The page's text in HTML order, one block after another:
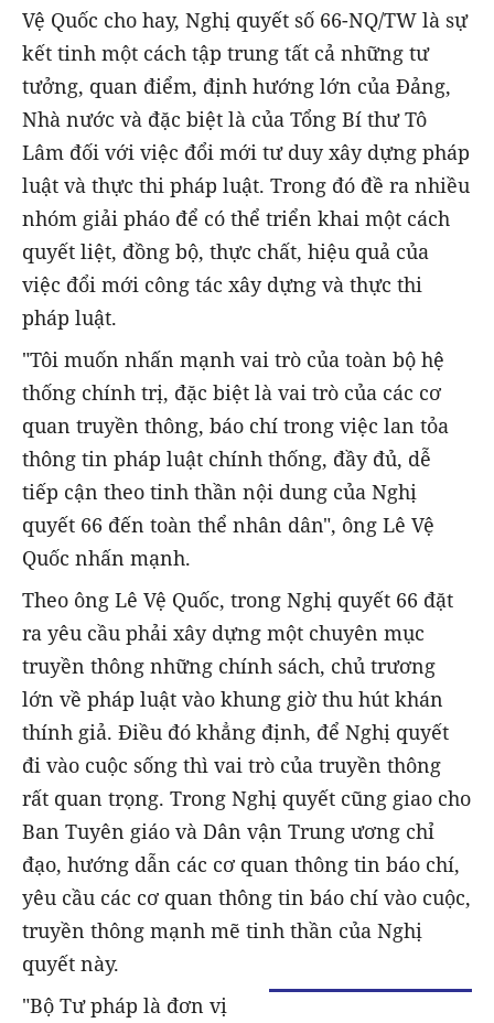
Vệ Quốc cho hay, Nghị quyết số 66-NQ/TW là sự
kết tinh một cách tập trung tất cả những tư
tưởng, quan điểm, định hướng lớn của Đảng,
Nhà nước và đặc biệt là của Tổng Bí thư Tô
Lâm đối với việc đổi mới tư duy xây dựng pháp
luật và thực thi pháp luật. Trong đó đề ra nhiều
nhóm giải pháo để có thể triển khai một cách
quyết liệt, đồng bộ, thực chất, hiệu quả của
việc đổi mới công tác xây dựng và thực thi
pháp luật.
"Tôi muốn nhấn mạnh vai trò của toàn bộ hệ
thống chính trị, đặc biệt là vai trò của các cơ
quan truyền thông, báo chí trong việc lan tỏa
thông tin pháp luật chính thống, đầy đủ, dễ
tiếp cận theo tinh thần nội dung của Nghị
quyết 66 đến toàn thể nhân dân", ông Lê Vệ
Quốc nhấn mạnh.
Theo ông Lê Vệ Quốc, trong Nghị quyết 66 đặt
ra yêu cầu phải xây dựng một chuyên mục
truyền thông những chính sách, chủ trương
lớn về pháp luật vào khung giờ thu hút khán
thính giả. Điều đó khẳng định, để Nghị quyết
đi vào cuộc sống thì vai trò của truyền thông
rất quan trọng. Trong Nghị quyết cũng giao cho
Ban Tuyên giáo và Dân vận Trung ương chỉ
đạo, hướng dẫn các cơ quan thông tin báo chí,
yêu cầu các cơ quan thông tin báo chí vào cuộc,
truyền thông mạnh mẽ tinh thần của Nghị
quyết này.
"Bộ Tư pháp là đơn vị